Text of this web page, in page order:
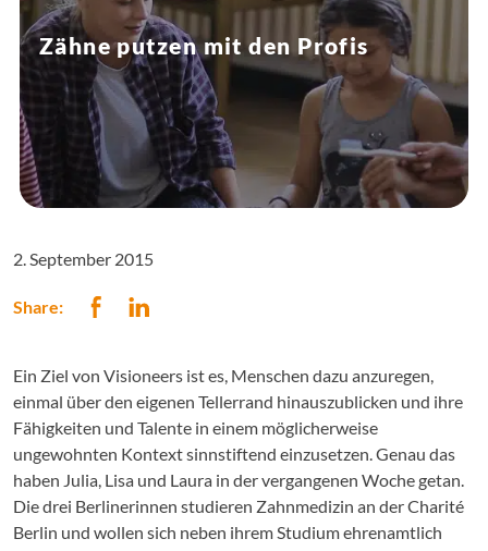
Zähne putzen mit den Profis
2. September 2015
Share:
Ein Ziel von Visioneers ist es, Menschen dazu anzuregen,
einmal über den eigenen Tellerrand hinauszublicken und ihre
Fähigkeiten und Talente in einem möglicherweise
ungewohnten Kontext sinnstiftend einzusetzen. Genau das
haben Julia, Lisa und Laura in der vergangenen Woche getan.
Die drei Berlinerinnen studieren Zahnmedizin an der Charité
Berlin und wollen sich neben ihrem Studium ehrenamtlich